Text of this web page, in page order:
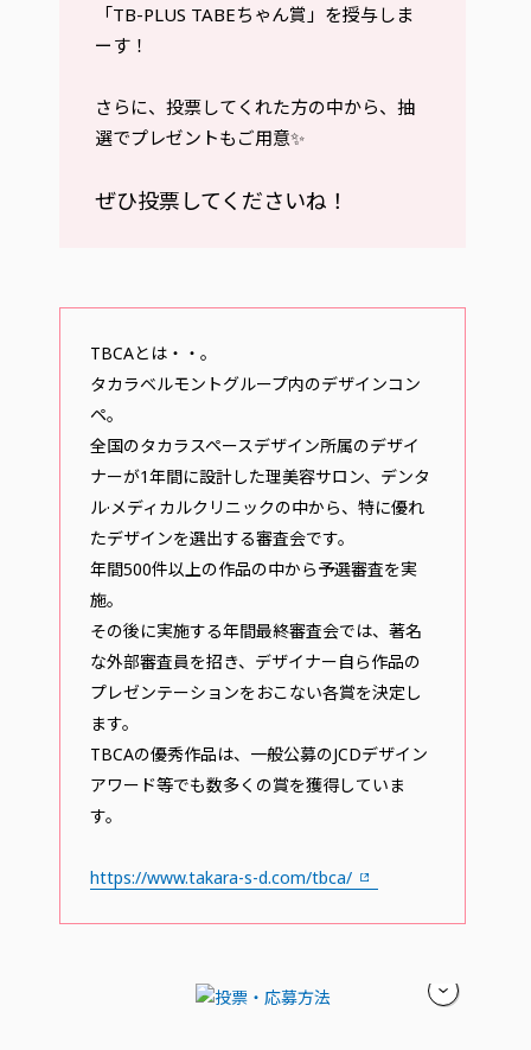
「TB-PLUS TABEちゃん賞」を授与しま
ーす！
さらに、投票してくれた方の中から、抽
選でプレゼントもご用意✨
ぜひ投票してくださいね！
TBCAとは・・。
タカラベルモントグループ内のデザインコン
ペ。
全国のタカラスペースデザイン所属のデザイ
ナーが1年間に設計した理美容サロン、デンタ
ル·メディカルクリニックの中から、特に優れ
たデザインを選出する審査会です。
年間500件以上の作品の中から予選審査を実
施。
その後に実施する年間最終審査会では、著名
な外部審査員を招き、デザイナー自ら作品の
プレゼンテーションをおこない各賞を決定し
ます。
TBCAの優秀作品は、一般公募のJCDデザイン
アワード等でも数多くの賞を獲得していま
す。
https://www.takara-s-d.com/tbca/